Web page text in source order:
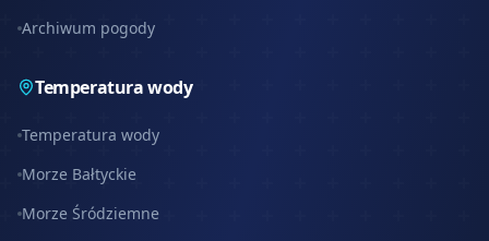
Archiwum pogody
Temperatura wody
Temperatura wody
Morze Bałtyckie
Morze Śródziemne